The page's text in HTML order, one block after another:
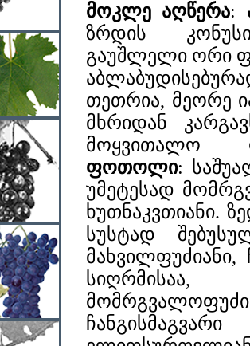
მოკლე აღწერა:
ზრდის
გაუშლელი ორი
თეთრია, მეორე
მხრიდან
ფოთოლი:
უმეტესად
ხუთნაკვთიანი.
სუსტად
მახვილფუძიანი,
სიღრმისაა,